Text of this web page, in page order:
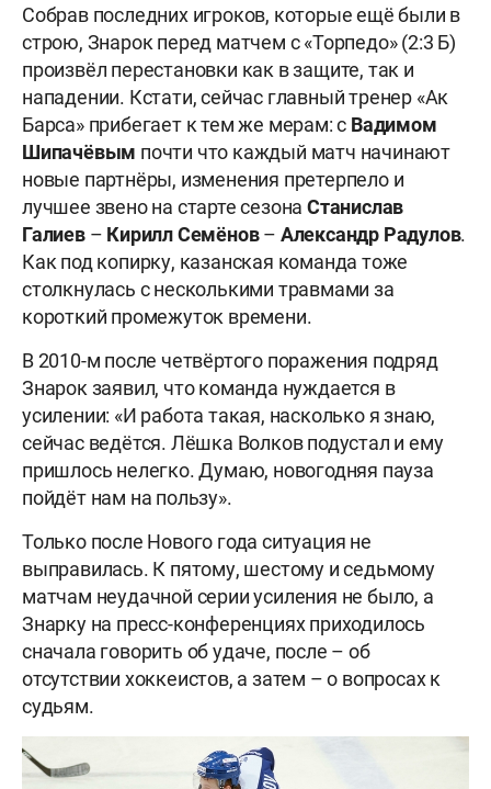
Собрав последних игроков, которые ещё были в
строю, Знарок перед матчем с «Торпедо» (2:3 Б)
произвёл перестановки как в защите, так и
нападении. Кстати, сейчас главный тренер «Ак
Барса» прибегает к тем же мерам: с Вадимом
Шипачёвым почти что каждый матч начинают
новые партнёры, изменения претерпело и
лучшее звено на старте сезона Станислав
Галиев – Кирилл Семёнов– Александр Радулов.
Как под копирку, казанская команда тоже
столкнулась с несколькими травмами за
короткий промежуток времени.
В 2010-м после четвёртого поражения подряд
Знарок заявил, что команда нуждается в
усилении: «И работа такая, насколько я знаю,
сейчас ведётся. Лёшка Волков подустал и ему
пришлось нелегко. Думаю, новогодняя пауза
пойдёт нам на пользу».
Только после Нового года ситуация не
выправилась. К пятому, шестому и седьмому
матчам неудачной серии усиления не было, а
Знарку на пресс-конференциях приходилось
сначала говорить об удаче, после – об
отсутствии хоккеистов, а затем – о вопросах к
судьям.